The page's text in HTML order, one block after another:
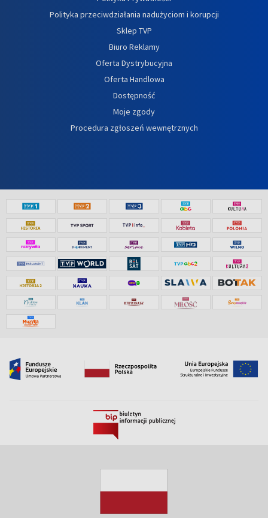
Polityka przeciwdziałania nadużyciom i korupcji
Sklep TVP
Biuro Reklamy
Oferta Dystrybucyjna
Oferta Handlowa
Dostępność
Moje zgody
Procedura zgłoszeń wewnętrznych